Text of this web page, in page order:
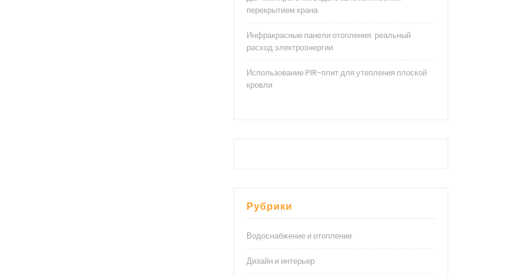
перекрытием крана
Инфракрасные панели отопления: реальный
расход электроэнергии
Использование PIR-плит для утепления плоской
кровли
Рубрики
Водоснабжение и отопление
Дизайн и интерьер